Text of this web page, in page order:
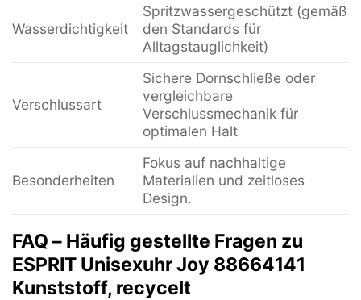
Wasserdichtigkeit
Spritzwassergeschützt (gemäß
den Standards für
Alltagstauglichkeit)
Verschlussart
Sichere Dornschließe oder
vergleichbare
Verschlussmechanik für
optimalen Halt
Besonderheiten
Fokus auf nachhaltige
Materialien und zeitloses
Design.
FAQ – Häufig gestellte Fragen zu
ESPRIT Unisexuhr Joy 88664141
Kunststoff, recycelt